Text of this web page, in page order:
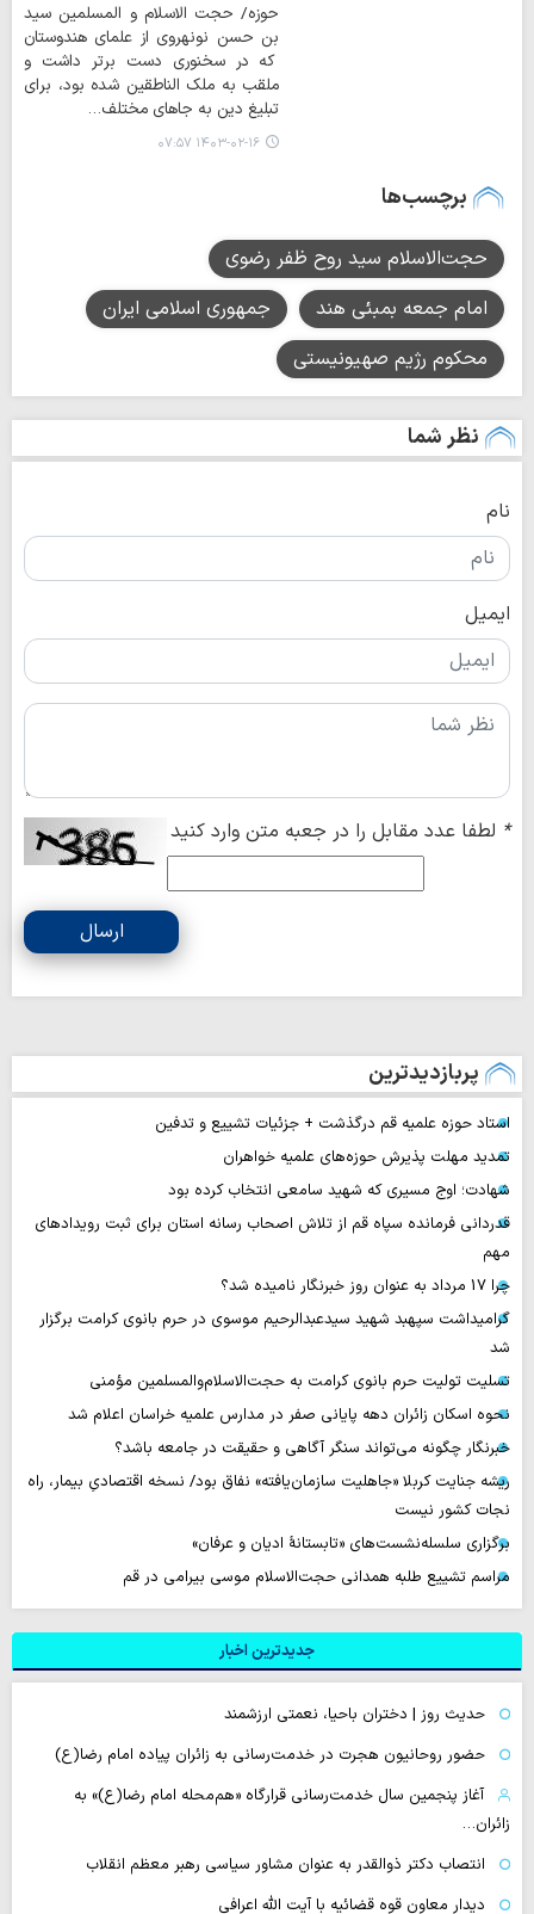
حوزه/ حجت الاسلام و المسلمین سید
بن حسن نونهروی از علمای هندوستان
که در سخنوری دست برتر داشت و
ملقب به ملک الناطقین شده بود، برای
تبلیغ دین به جاهای مختلف…
۱۴۰۳-۰۲-۱۶ ۰۷:۵۷
برچسب‌ها
حجت‌الاسلام سید روح‌ ظفر رضوی
امام جمعه بمبئی هند
جمهوری اسلامی ایران
محکوم رژیم صهیونیستی
نظر شما
نام
ایمیل
* لطفا عدد مقابل را در جعبه متن وارد کنید
ارسال
پربازدیدترین
استاد حوزه علمیه قم درگذشت + جزئیات تشییع و تدفین
تمدید مهلت پذیرش حوزه‌های علمیه خواهران
شهادت؛ اوج مسیری که شهید سامعی انتخاب کرده بود
قدردانی فرمانده سپاه قم از تلاش اصحاب رسانه استان برای ثبت رویدادهای
مهم
چرا 17 مرداد به عنوان روز خبرنگار نامیده شد؟
گرامیداشت سپهبد شهید سیدعبدالرحیم موسوی در حرم بانوی کرامت برگزار
شد
تسلیت تولیت حرم بانوی کرامت به حجت‌الاسلام‌والمسلمین مؤمنی
نحوه اسکان زائران دهه پایانی صفر در مدارس علمیه خراسان اعلام شد
خبرنگار چگونه می‌تواند سنگر آگاهی و حقیقت در جامعه باشد؟
ریشه جنایت کربلا «جاهلیت سازمان‌یافته» نفاق بود/ نسخه اقتصادیِ بیمار، راه
نجات کشور نیست
برگزاری سلسله‌نشست‌های «تابستانهٔ ادیان و عرفان»
مراسم تشییع طلبه همدانی حجت‌الاسلام موسی بیرامی در قم
جدیدترین اخبار
حدیث روز | دختران باحیا، نعمتی ارزشمند
حضور روحانیون هجرت در خدمت‌رسانی به زائران پیاده امام رضا(ع)
آغاز پنجمین سال خدمت‌رسانی قرارگاه «هم‌محله امام رضا(ع)» به
زائران…
انتصاب دکتر ذوالقدر به عنوان مشاور سیاسی رهبر معظم انقلاب
دیدار معاون قوه قضائیه با آیت الله اعرافی